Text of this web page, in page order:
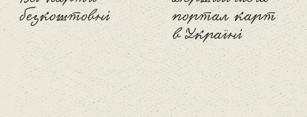
безкоштовні портал карт
в Україні